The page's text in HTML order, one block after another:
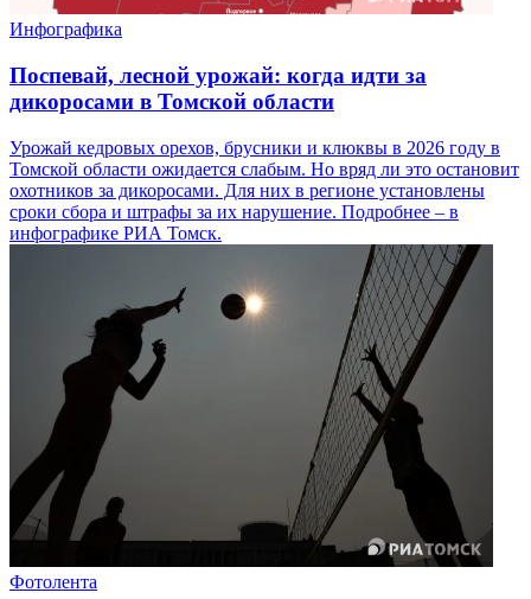
Инфографика
Поспевай, лесной урожай: когда идти за
дикоросами в Томской области
Урожай кедровых орехов, брусники и клюквы в 2026 году в
Томской области ожидается слабым. Но вряд ли это остановит
охотников за дикоросами. Для них в регионе установлены
сроки сбора и штрафы за их нарушение. Подробнее – в
инфографике РИА Томск.
Фотолента